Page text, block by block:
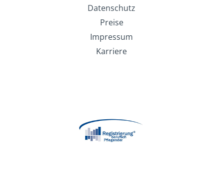
Datenschutz
Preise
Impressum
Karriere